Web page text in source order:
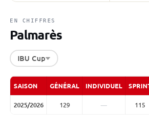
EN CHIFFRES
Palmarès
IBU Cup
SAISON GÉNÉRAL INDIVIDUEL
2025/2026 129 — 115